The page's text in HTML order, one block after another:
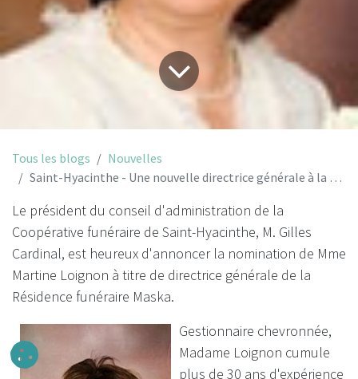
Tous les blogs
Nouvelles
Saint-Hyacinthe - Une nouvelle directrice générale à la Résidence funéraire Maska
Le président du conseil d'administration de la
Coopérative funéraire de Saint-Hyacinthe, M. Gilles
Cardinal, est heureux d'annoncer la nomination de Mme
Martine Loignon à titre de directrice générale de la
Résidence funéraire Maska.
Gestionnaire chevronnée,
Madame Loignon cumule
plus de 30 ans d'expérience